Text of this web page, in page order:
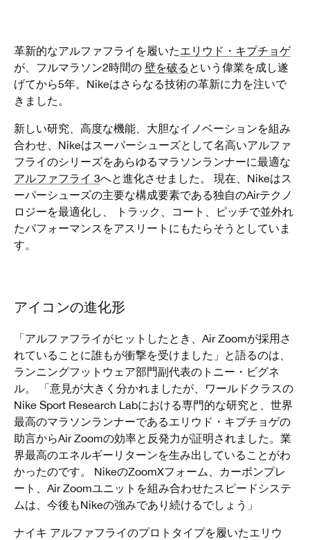
革新的なアルファフライを履いたエリウド・キプチョゲ
が、フルマラソン2時間の 壁を破る という偉業を成し遂
げてから5年。Nikeはさらなる技術の革新に力を注いで
きました。
新しい研究、高度な機能、大胆なイノベーションを組み
合わせ、Nikeはスーパーシューズとして名高いアルファ
フライのシリーズをあらゆるマラソンランナーに最適な
アルファフライ 3へと進化させました。 現在、Nikeはス
ーパーシューズの主要な構成要素である独自のAirテクノ
ロジーを最適化し、 トラック、コート、ピッチで並外れ
たパフォーマンスをアスリートにもたらそうとしていま
す。
アイコンの進化形
「アルファフライがヒットしたとき、Air Zoomが採用さ
れていることに誰もが衝撃を受けました」と語るのは、
ランニングフットウェア部門副代表のトニー・ビグネ
ル。 「意見が大きく分かれましたが、ワールドクラスの
Nike Sport Research Labにおける専門的な研究と、世界
最高のマラソンランナーであるエリウド・キプチョゲの
助言からAir Zoomの効率と反発力が証明されました。業
界最高のエネルギーリターンを生み出していることがわ
かったのです。 NikeのZoomXフォーム、カーボンプレ
ート、Air Zoomユニットを組み合わせたスピードシステ
ムは、 今後もNikeの強みであり続けるでしょう」
ナイキ アルファフライのプロトタイプを履いたエリウ